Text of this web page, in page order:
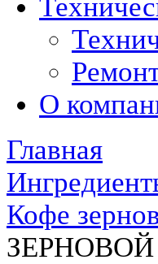
О
Главная
Кофе
ЗЕРНОВОЙ